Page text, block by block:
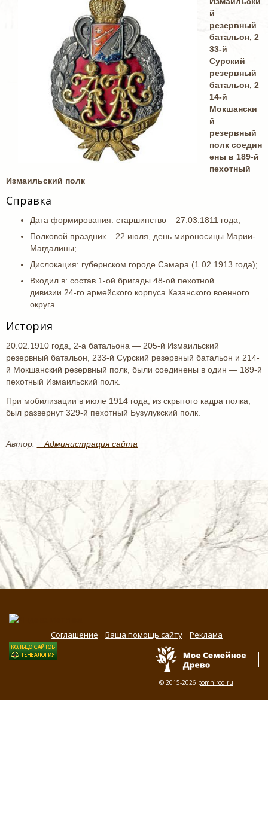
й
резервный
батальон, 2
33-й
Сурский
резервный
батальон, 2
14-й
Мокшански
й
резервный
полк соедин
ены в 189-й
пехотный
Измаильский полк
Справка
Дата формирования: старшинство – 27.03.1811 года;
Полковой праздник – 22 июля, день мироносицы Марии-
Магдалины;
Дислокация: губернском городе Самара (1.02.1913 года);
Входил в: состав 1-ой бригады 48-ой пехотной
дивизии 24-го армейского корпуса Казанского военного
округа.
История
20.02.1910 года, 2-а батальона — 205-й Измаильский
резервный батальон, 233-й Сурский резервный батальон и 214-
й Мокшанский резервный полк, были соединены в один — 189-й
пехотный Измаильский полк.
При мобилизации в июле 1914 года, из скрытого кадра полка,
был развернут 329-й пехотный Бузулукский полк.
Автор: _ Администрация сайта
Соглашение Ваша помощь сайту Реклама
© 2015-2026 pomnirod.ru